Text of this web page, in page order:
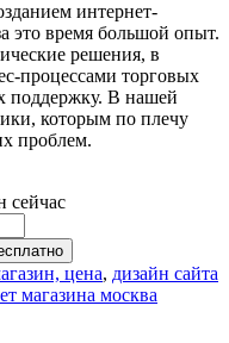
интернет-
это время большой опыт.
решения, в
процессами торговых
поддержку. В нашей
которым по плечу
проблем.
сейчас
цена, дизайн сайта
магазина москва